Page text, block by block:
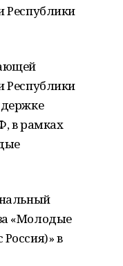
Республики
Республики
в рамках
«Молодые
в